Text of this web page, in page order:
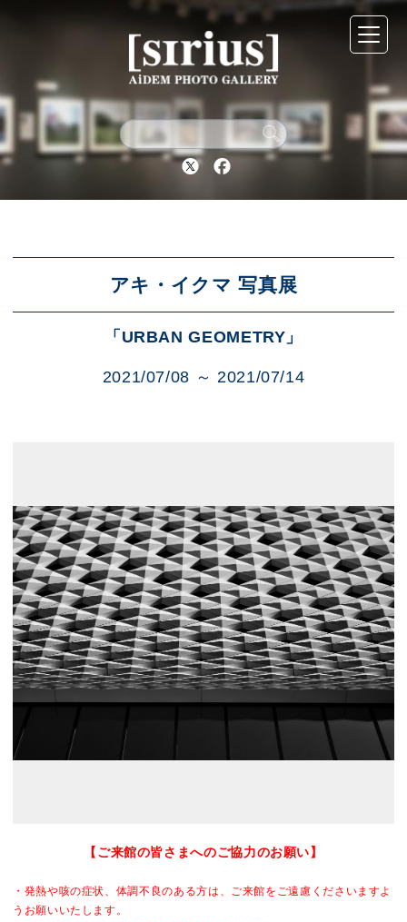
Twitter Facebook
アキ・イクマ 写真展
「URBAN GEOMETRY」
2021/07/08 ～ 2021/07/14
【ご来館の皆さまへのご協力のお願い】
・発熱や咳の症状、体調不良のある方は、ご来館をご遠慮くださいますよ
うお願いいたします。
シリウスについて
展示スケジュール